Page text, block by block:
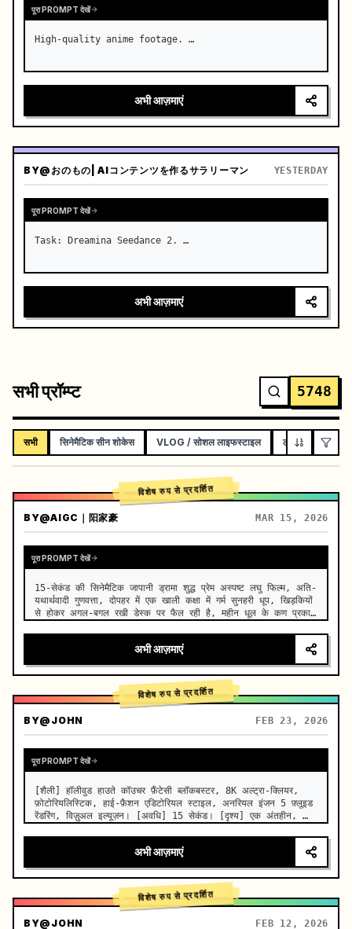
पूरा PROMPT देखें
High-quality anime footage. …
अभी आज़माएं
BY@おのもの| AIコンテンツを作るサラリーマン YESTERDAY
पूरा PROMPT देखें
Task: Dreamina Seedance 2. …
अभी आज़माएं
सभी प्रॉम्प्ट 5748
सभी सिनेमैटिक सीन शोकेस VLOG / सोशल लाइफस्टाइल लघु फिल्म
विशेष रुप से प्रदर्शित
BY@AIGC｜阳家豪 MAR 15, 2026
पूरा PROMPT देखें
15-सेकंड की सिनेमैटिक जापानी ड्रामा शुद्ध प्रेम अस्पष्ट लघु फिल्म, अति-
यथार्थवादी गुणवत्ता, दोपहर में एक खाली कक्षा में गर्म सुनहरी धूप, खिड़कियों
से होकर अगल-बगल रखी डेस्क पर फैल रही है, महीन धूल के कण प्रकाश
अभी आज़माएं
विशेष रुप से प्रदर्शित
BY@JOHN FEB 23, 2026
पूरा PROMPT देखें
[शैली] हॉलीवुड हाउते कॉउचर फ़ैंटेसी ब्लॉकबस्टर, 8K अल्ट्रा-क्लियर,
फ़ोटोरियलिस्टिक, हाई-फ़ैशन एडिटोरियल स्टाइल, अनरियल इंजन 5 फ़्लूइड
रेंडरिंग, विज़ुअल इल्यूज़न। [अवधि] 15 सेकंड। [दृश्य] एक अंतहीन,
अभी आज़माएं
विशेष रुप से प्रदर्शित
BY@JOHN FEB 12, 2026